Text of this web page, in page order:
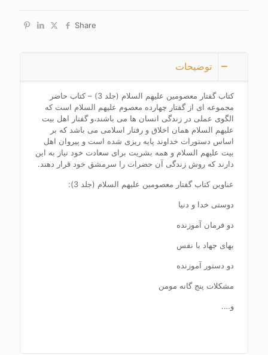
Share
توضیحات
کتاب گفتار معصومین علیهم السلام (جلد 3) – کتاب حاضر
مجموعه ای از گفتار چهارده معصوم علیهم السلام است که
الگوی عملی در زندگی انسان ها می باشند،و گفتار اهل بیت
علیهم السلام همان اخلاق و رفتار اسلامی می باشد که بر
اساس دستورات خداوند پایه ریزی شده است و پیروان اهل
بیت علیهم السلام و همه بشریت برای سعادت خود نیاز به این
دارند که روش زندگی آن حضرات را سرمشق خود قرار دهند.
عناوین کتاب گفتار معصومین علیهم السلام (جلد 3):
دوستی خدا و دنیا
دو فرمان آموزنده
بهای جهاد با نفس
دو دستور آموزنده
مشکلات پنج گانه مومن
و….